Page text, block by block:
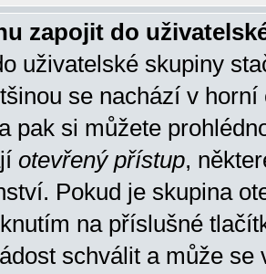
zapojit do
uživatelské skupiny
se nachází v horní
pak si můžete
otevřený přístup,
Pokud je skupina
na příslušné
schválit a může se